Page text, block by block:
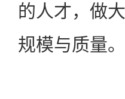
的人才，做
规模与质量。